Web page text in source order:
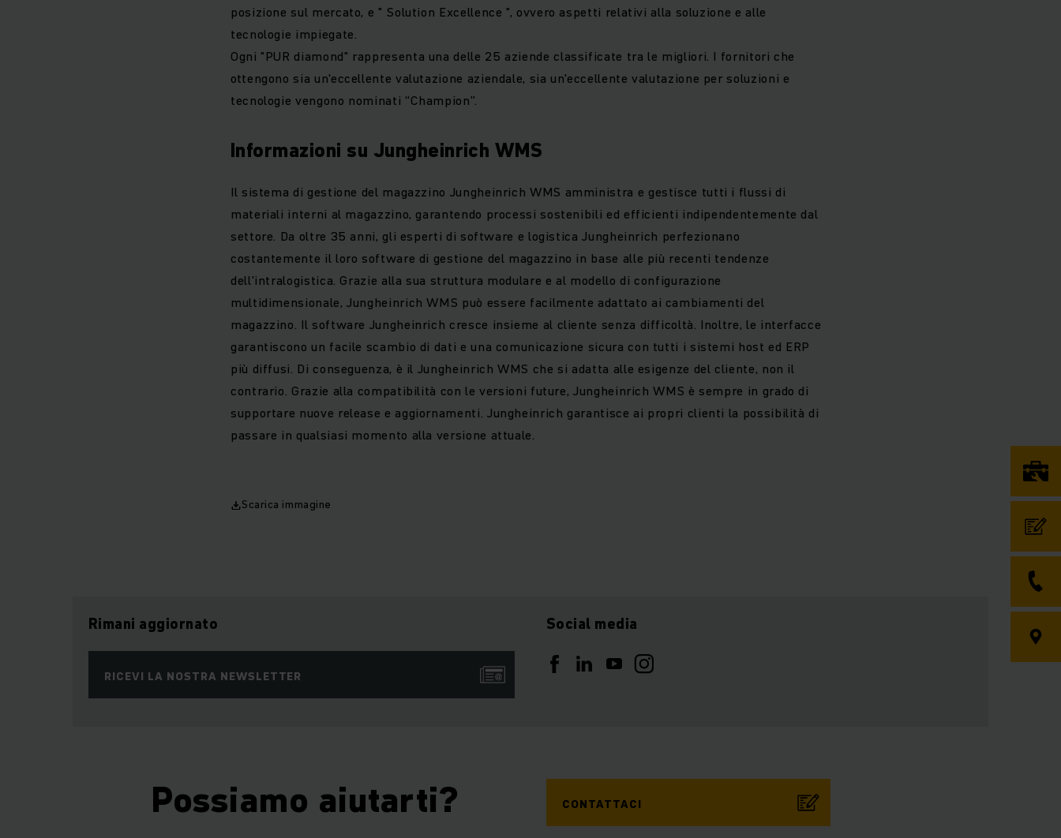
posizione sul mercato, e " Solution Excellence ", ovvero aspetti relativi alla soluzione e alle
tecnologie impiegate.
Ogni "PUR diamond" rappresenta una delle 25 aziende classificate tra le migliori. I fornitori che
ottengono sia un'eccellente valutazione aziendale, sia un'eccellente valutazione per soluzioni e
tecnologie vengono nominati “Champion”.
Informazioni su Jungheinrich WMS
Il sistema di gestione del magazzino Jungheinrich WMS amministra e gestisce tutti i flussi di
materiali interni al magazzino, garantendo processi sostenibili ed efficienti indipendentemente dal
settore. Da oltre 35 anni, gli esperti di software e logistica Jungheinrich perfezionano
costantemente il loro software di gestione del magazzino in base alle più recenti tendenze
dell'intralogistica. Grazie alla sua struttura modulare e al modello di configurazione
multidimensionale, Jungheinrich WMS può essere facilmente adattato ai cambiamenti del
magazzino. Il software Jungheinrich cresce insieme al cliente senza difficoltà. Inoltre, le interfacce
garantiscono un facile scambio di dati e una comunicazione sicura con tutti i sistemi host ed ERP
più diffusi. Di conseguenza, è il Jungheinrich WMS che si adatta alle esigenze del cliente, non il
contrario. Grazie alla compatibilità con le versioni future, Jungheinrich WMS è sempre in grado di
supportare nuove release e aggiornamenti. Jungheinrich garantisce ai propri clienti la possibilità di
passare in qualsiasi momento alla versione attuale.
Scarica immagine
Rimani aggiornato
RICEVI LA NOSTRA NEWSLETTER
Social media
Possiamo aiutarti? CONTATTACI